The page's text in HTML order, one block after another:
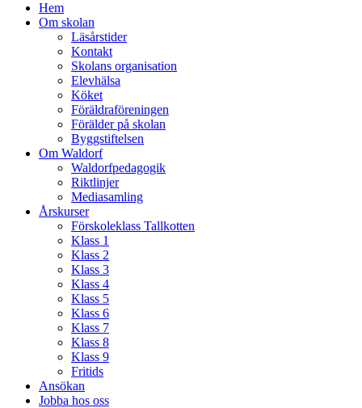
Hem
Om skolan
Läsårstider
Kontakt
Skolans organisation
Elevhälsa
Köket
Föräldraföreningen
Förälder på skolan
Byggstiftelsen
Om Waldorf
Waldorfpedagogik
Riktlinjer
Mediasamling
Årskurser
Förskoleklass Tallkotten
Klass 1
Klass 2
Klass 3
Klass 4
Klass 5
Klass 6
Klass 7
Klass 8
Klass 9
Fritids
Ansökan
Jobba hos oss